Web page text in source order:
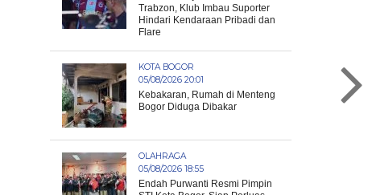
Trabzon, Klub Imbau Suporter
Hindari Kendaraan Pribadi dan
Flare
KOTA BOGOR
05/08/2026 20:01
Kebakaran, Rumah di Menteng
Bogor Diduga Dibakar
OLAHRAGA
05/08/2026 18:55
Endah Purwanti Resmi Pimpin